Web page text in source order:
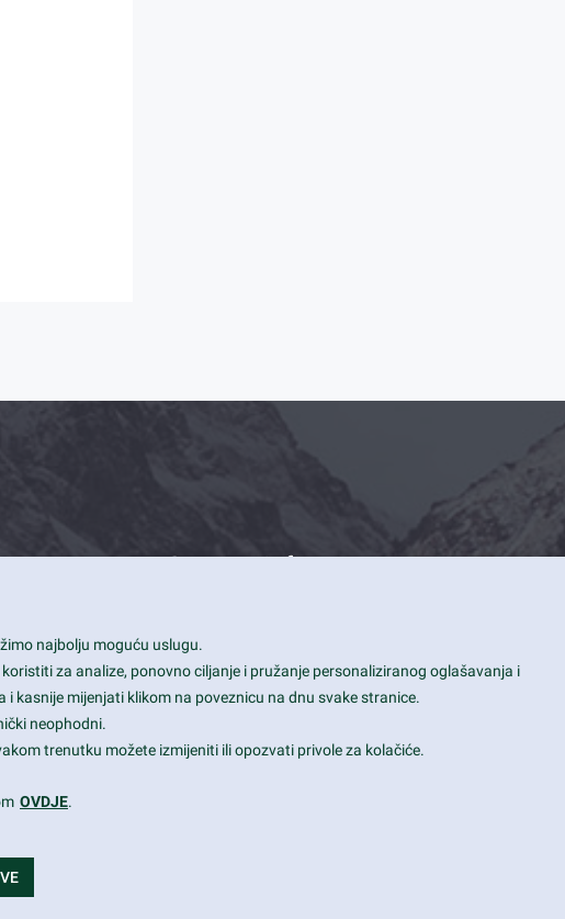
Contact Info
View, CA 94043
+1 650-253-0000
Daily: 9:00 am - 6:00 pm
najbolju moguću uslugu.
za analize, ponovno ciljanje i pružanje personaliziranog oglašavanja i
mijenjati klikom na poveznicu na dnu svake stranice.
neophodni.
trenutku možete izmijeniti ili opozvati privole za kolačiće.
OVDJE.